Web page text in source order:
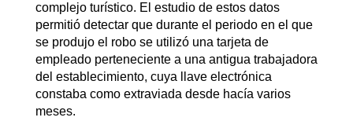
complejo turístico. El estudio de estos datos
permitió detectar que durante el periodo en el que
se produjo el robo se utilizó una tarjeta de
empleado perteneciente a una antigua trabajadora
del establecimiento, cuya llave electrónica
constaba como extraviada desde hacía varios
meses.